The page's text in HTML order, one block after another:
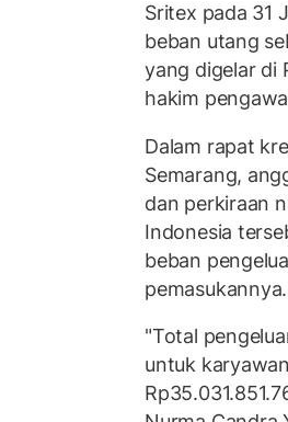
Sritex pada 31
beban utang
yang digelar di
hakim
Dalam rapat
Semarang,
dan perkiraan
Indonesia
beban
pemasukannya.
"Total
untuk